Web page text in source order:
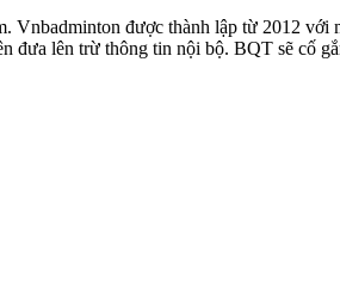
Vnbadminton được thành lập từ 2012
đưa lên trừ thông tin nội bộ. BQT sẽ cố